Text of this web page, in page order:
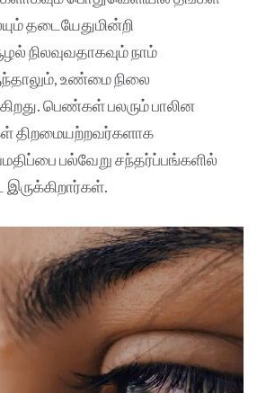
தடையேதுமின்றி
நிலவுவதாகவும் நாம்
உண்மை நிலை
பெண்கள் பலரும் பாலின
திறமையற்றவர்களாக
பல்வேறு சந்தர்ப்பங்களில்